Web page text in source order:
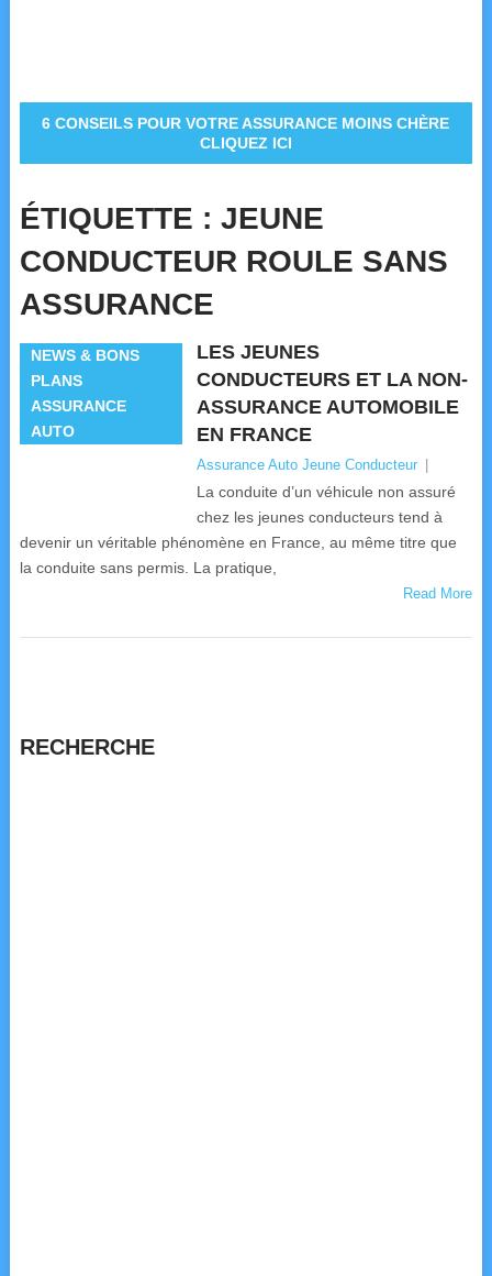
6 CONSEILS POUR VOTRE ASSURANCE MOINS CHÈRE
CLIQUEZ ICI
ÉTIQUETTE : JEUNE
CONDUCTEUR ROULE SANS
ASSURANCE
NEWS & BONS
PLANS
ASSURANCE
AUTO
LES JEUNES
CONDUCTEURS ET LA NON-
ASSURANCE AUTOMOBILE
EN FRANCE
Assurance Auto Jeune Conducteur
La conduite d’un véhicule non assuré
chez les jeunes conducteurs tend à
devenir un véritable phénomène en France, au même titre que
la conduite sans permis. La pratique,
Read More
RECHERCHE